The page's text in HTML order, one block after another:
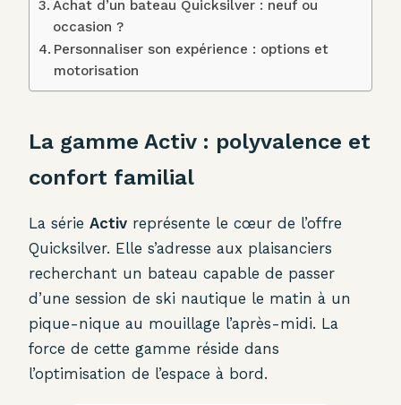
Achat d’un bateau Quicksilver : neuf ou
occasion ?
Personnaliser son expérience : options et
motorisation
La gamme Activ : polyvalence et
confort familial
La série Activ représente le cœur de l’offre
Quicksilver. Elle s’adresse aux plaisanciers
recherchant un bateau capable de passer
d’une session de ski nautique le matin à un
pique-nique au mouillage l’après-midi. La
force de cette gamme réside dans
l’optimisation de l’espace à bord.